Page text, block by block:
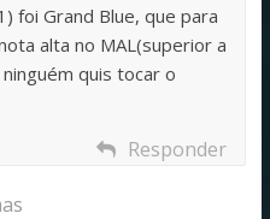
foi Grand Blue, que para
alta no MAL(superior a
quis tocar o
Responder